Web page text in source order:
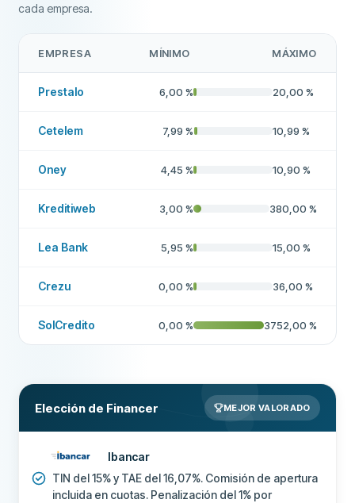
EMPRESA MÍNIMO MÁXIMO
Prestalo 6,00 % 20,00 %
Cetelem 7,99 % 10,99 %
Oney 4,45 % 10,90 %
Kreditiweb 3,00 % 380,00 %
Lea Bank 5,95 % 15,00 %
Crezu 0,00 % 36,00 %
SolCredito 0,00 % 3752,00 %
cada empresa.
Elección de Financer MEJOR VALORADO
Ibancar
TIN del 15% y TAE del 16,07%. Comisión de apertura
incluida en cuotas. Penalización del 1% por